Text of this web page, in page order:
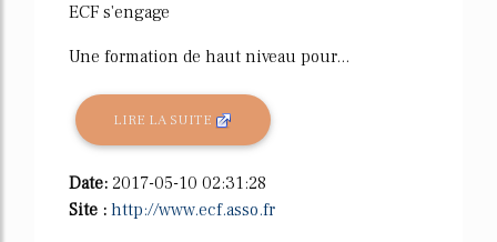
ECF s'engage
Une formation de haut niveau pour...
LIRE LA SUITE
Date: 2017-05-10 02:31:28
Site : http://www.ecf.asso.fr